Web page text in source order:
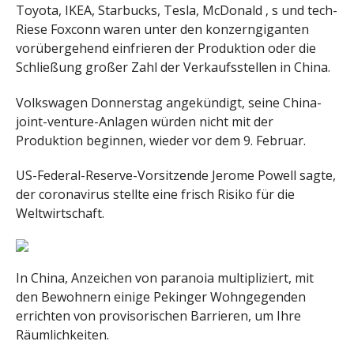
Toyota, IKEA, Starbucks, Tesla, McDonald ‚ s und tech-
Riese Foxconn waren unter den konzerngiganten
vorübergehend einfrieren der Produktion oder die
Schließung großer Zahl der Verkaufsstellen in China.
Volkswagen Donnerstag angekündigt, seine China-
joint-venture-Anlagen würden nicht mit der
Produktion beginnen, wieder vor dem 9. Februar.
US-Federal-Reserve-Vorsitzende Jerome Powell sagte,
der coronavirus stellte eine frisch Risiko für die
Weltwirtschaft.
In China, Anzeichen von paranoia multipliziert, mit
den Bewohnern einige Pekinger Wohngegenden
errichten von provisorischen Barrieren, um Ihre
Räumlichkeiten.